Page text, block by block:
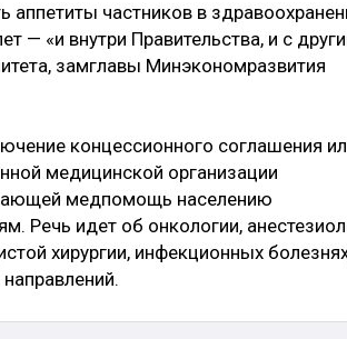
аппетиты частников в
— «и внутри Правительства, и с
замглавы Минэкономразвития
концессионного соглашения
медицинской организации
медпомощь населению
Речь идет об онкологии,
хирургии, инфекционных